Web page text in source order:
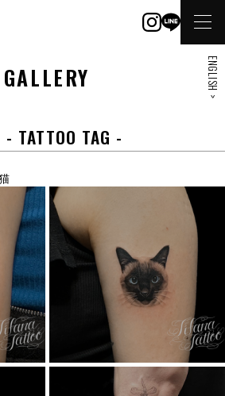
GALLERY
- TATTOO TAG -
ENGLISH >